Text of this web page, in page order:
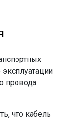
провода
что кабель